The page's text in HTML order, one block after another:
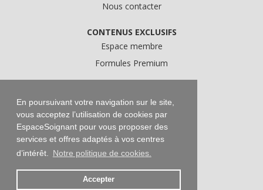
En poursuivant votre navigation sur le site,
vous acceptez l’utilisation de cookies par
EspaceSoignant pour vous proposer des
services et offres adaptés à vos centres
d’intérêt.
Notre politique de cookies.
Accepter
Nous contacter
CONTENUS EXCLUSIFS
Espace membre
Formules Premium
Conditions Générales d'Utilisation
Données personnelles
Conditions Générales de Vente
Mentions légales